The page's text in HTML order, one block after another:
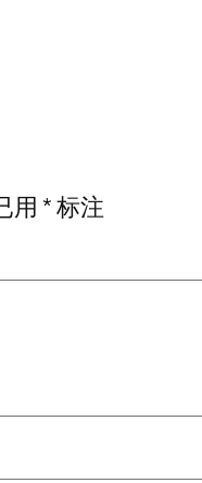
用*标注